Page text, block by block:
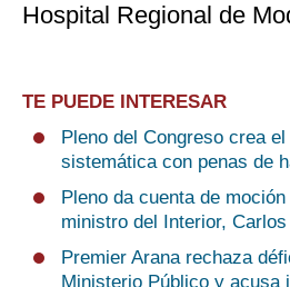
Hospital Regional de
TE PUEDE INTERESAR
Pleno del Congreso crea
sistemática con penas de
Pleno da cuenta de
ministro del Interior,
Premier Arana rechaza
Ministerio Público y acusa